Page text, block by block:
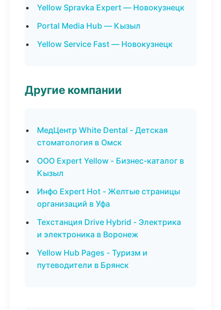
Yellow Spravka Expert — Новокузнецк
Portal Media Hub — Кызыл
Yellow Service Fast — Новокузнецк
Другие компании
МедЦентр White Dental - Детская
стоматология в Омск
ООО Expert Yellow - Бизнес-каталог в
Кызыл
Инфо Expert Hot - Желтые страницы
организаций в Уфа
Техстанция Drive Hybrid - Электрика
и электроника в Воронеж
Yellow Hub Pages - Туризм и
путеводители в Брянск